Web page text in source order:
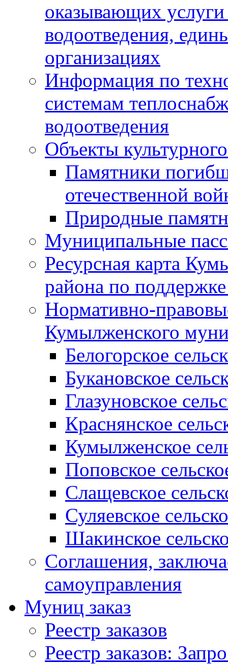
оказывающих
водоотведения,
организациях
Информация по
системам
водоотведения
Объекты
Памятники
отечественной
Природные
Муниципальные
Ресурсная карта
района по
Нормативно-
Кумылженского
Белогорское
Букановское
Глазуновское
Краснянское
Кумылженское
Поповское
Слащевское
Суляевское
Шакинское
Соглашения,
самоуправления
Муниц заказ
Реестр заказов
Реестр заказов: